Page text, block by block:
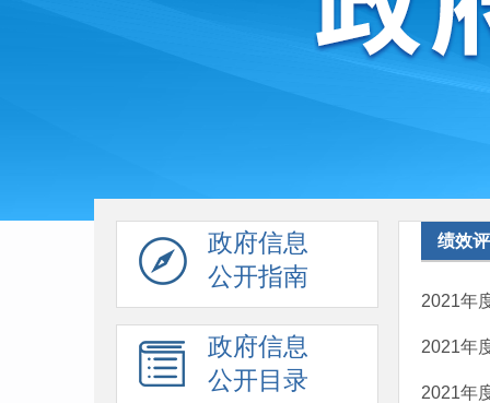
政府信息
公开指南
政府信息
公开目录
绩效
2021年
2021年
2021年